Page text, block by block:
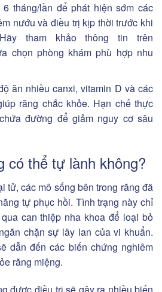
tháng/lần để phát hiện sớm các
nướu và điều trị kịp thời trước khi
tham khảo thông tin trên
chọn phòng khám phù hợp nhu
ăn nhiều canxi, vitamin D và các
răng chắc khỏe. Hạn chế thực
đường để giảm nguy cơ sâu
có thể tự lành không?
tử, các mô sống bên trong răng đã
tự phục hồi. Tình trạng này chỉ
can thiệp nha khoa để loại bỏ
chặn sự lây lan của vi khuẩn.
dẫn đến các biến chứng nghiêm
răng miệng.
được điều trị sẽ gây ra nhiều biến